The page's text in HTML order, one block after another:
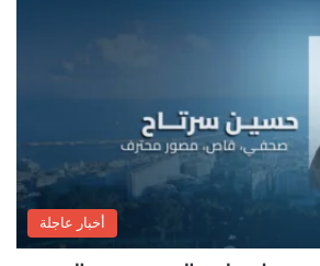
أخبار عاجلة